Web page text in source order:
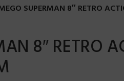
SUPERMAN 8″ RETRO
8″ RETRO